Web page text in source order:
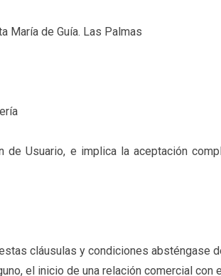
María de Guía. Las Palmas
Usuario, e implica la aceptación
cláusulas y condiciones absténgase
el inicio de una relación comercial con